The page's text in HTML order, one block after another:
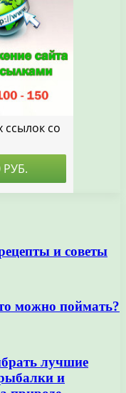
и советы
можно поймать?
лучшие
и